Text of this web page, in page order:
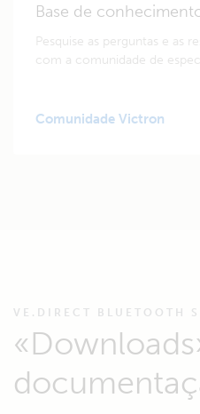
Base de
Pesquise as perguntas e as
com a comunidade de
Comunidade Victron
VE.DIRECT BLUETOOTH